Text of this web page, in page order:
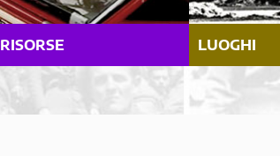
RISORSE LUOGHI